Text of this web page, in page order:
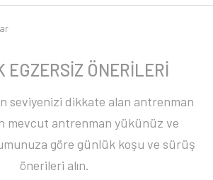
EGZERSİZ ÖNERİLERİ
seviyenizi dikkate alan antrenman
mevcut antrenman yükünüz ve
göre günlük koşu ve sürüş
önerileri alın.